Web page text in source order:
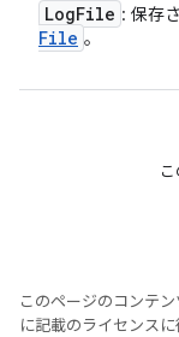
LogFile : 保存
File 。
このページのコンテン
に記載のライセンス